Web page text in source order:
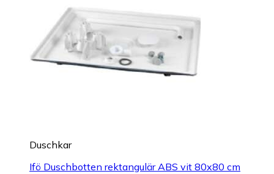
Duschkar
Ifö Duschbotten rektangulär ABS vit 80x80 cm